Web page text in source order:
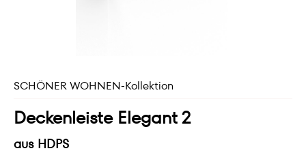
SCHÖNER WOHNEN-Kollektion
Deckenleiste Elegant 2
aus HDPS